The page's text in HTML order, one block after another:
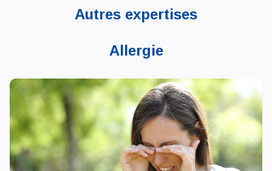
Autres expertises
Allergie